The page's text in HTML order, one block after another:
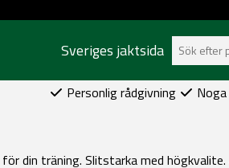
Sveriges jaktsida
Personlig rådgivning
din träning. Slitstarka med